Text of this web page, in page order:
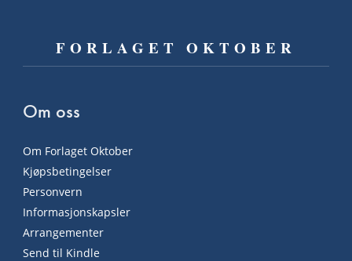
FORLAGET OKTOBER
Om oss
Om Forlaget Oktober
Kjøpsbetingelser
Personvern
Informasjonskapsler
Arrangementer
Send til Kindle